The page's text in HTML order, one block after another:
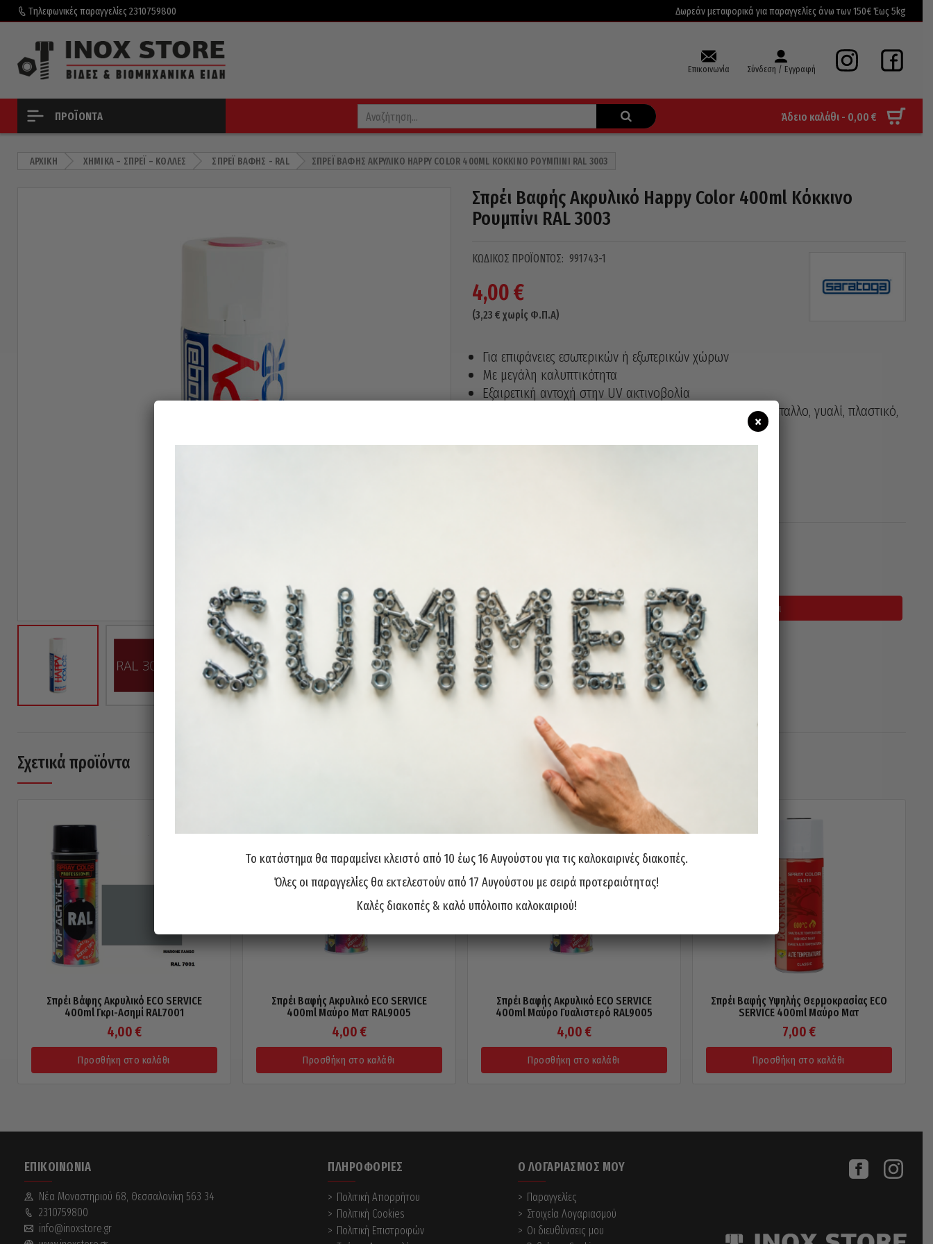
Τηλεφωνικές παραγγελίες 2310759800 Δωρεάν μεταφορικά για παραγγελίες άνω των 150€ Έως 5kg
Επικοινωνία Σύνδεση / Εγγραφή
ΠΡΟΪΌΝΤΑ Άδειο καλάθι - 0,00 €
ΑΡΧΙΚΉ ΧΗΜΙΚΆ – ΣΠΡΈΙ – ΚΌΛΛΕΣ ΣΠΡΈΙ ΒΑΦΉΣ - RAL ΣΠΡΈΙ ΒΑΦΉΣ ΑΚΡΥΛΙΚΌ HAPPY COLOR 400ML ΚΌΚΚΙΝΟ ΡΟΥΜΠΊΝΙ RAL 3003
Σπρέι Βαφής Ακρυλικό Happy Color 400ml Κόκκινο
Ρουμπίνι RAL 3003
ΚΩΔΙΚΌΣ ΠΡΟΪΌΝΤΟΣ: 991743-1
4,00€
(3,23 € χωρίς Φ.Π.Α)
Για επιφάνειες εσωτερικών ή εξωτερικών χώρων
Με μεγάλη καλυπτικότητα
Εξαιρετική αντοχή στην UV ακτινοβολία
Είναι κατάλληλο για διάφορα είδη υλικών, όπως ξύλο, μέταλλο, γυαλί, πλαστικό,
Στεγνώνει πολύ γρήγορα
Προσθήκη Στο Καλάθι
Σχετικά προϊόντα
Σπρέι Βάφης Ακρυλικό ECO SERVICE
400ml Γκρι-Ασημί RAL7001
4,00 €
Προσθήκη στο καλάθι
Σπρέι Βαφής Ακρυλικό ECO SERVICE
400ml Μαύρο Ματ RAL9005
4,00 €
Προσθήκη στο καλάθι
Σπρέι Βαφής Ακρυλικό ECO SERVICE
400ml Μαύρο Γυαλιστερό RAL9005
4,00 €
Προσθήκη στο καλάθι
Σπρέι Βαφής Υψηλής Θερμοκρασίας ECO
SERVICE 400ml Μαύρο Ματ
7,00 €
Προσθήκη στο καλάθι
ΕΠΙΚΟΙΝΩΝΊΑ
Νέα Mοναστηριού 68, Θεσσαλονίκη 563 34
2310759800
info@inoxstore.gr
ΠΛΗΡΟΦΟΡΊΕΣ
Πολιτική Απορρήτου
Πολιτική Cookies
Πολιτική Επιστροφών
Ο ΛΟΓΑΡΙΑΣΜΌΣ ΜΟΥ
Παραγγελίες
Στοιχεία Λογαριασμού
Οι διευθύνσεις μου
Το κατάστημα θα παραμείνει κλειστό από 10 έως 16 Αυγούστου για τις καλοκαιρινές διακοπές.
Όλες οι παραγγελίες θα εκτελεστούν από 17 Αυγούστου με σειρά προτεραιότητας!
Καλές διακοπές & καλό υπόλοιπο καλοκαιριού!
×